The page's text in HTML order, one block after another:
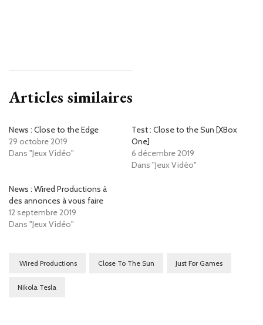
Articles similaires
News : Close to the Edge
29 octobre 2019
Dans "Jeux Vidéo"
Test : Close to the Sun [XBox
One]
6 décembre 2019
Dans "Jeux Vidéo"
News : Wired Productions à
des annonces à vous faire
12 septembre 2019
Dans "Jeux Vidéo"
Wired Productions Close To The Sun Just For Games
Nikola Tesla